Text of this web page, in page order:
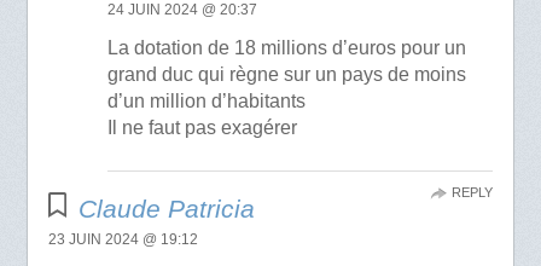
24 JUIN 2024 @ 20:37
La dotation de 18 millions d’euros pour un
grand duc qui règne sur un pays de moins
d’un million d’habitants
Il ne faut pas exagérer
Claude Patricia
23 JUIN 2024 @ 19:12
REPLY